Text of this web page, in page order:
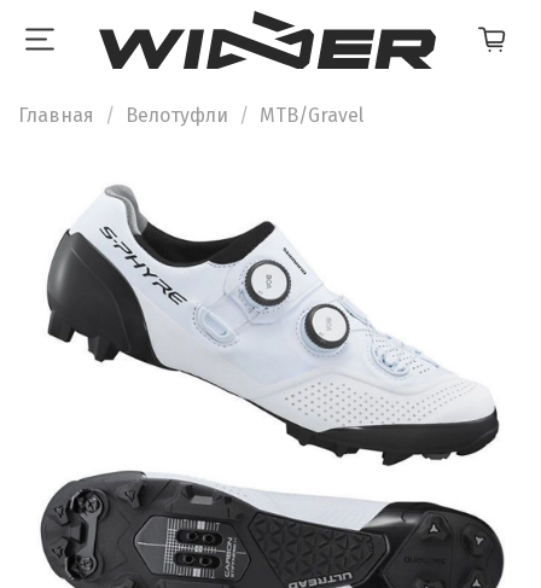
Главная Велотуфли MTB/Gravel